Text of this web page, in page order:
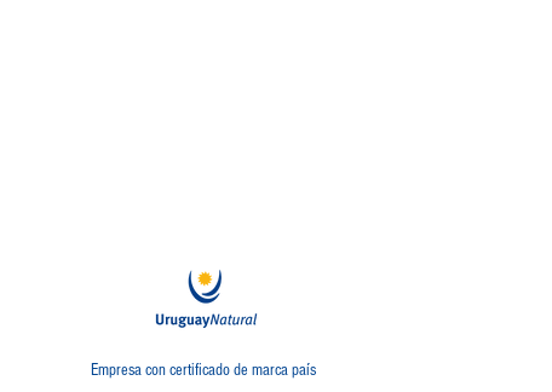
Empresa con certificado de marca país